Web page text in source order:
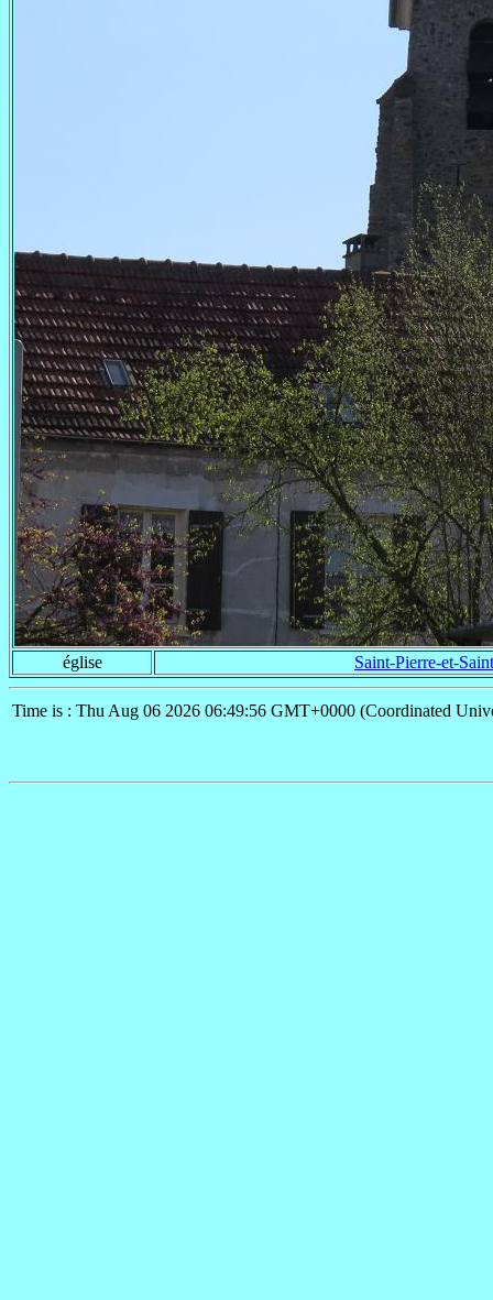
église Saint-Pierre-et-
Time is : Thu Aug 06 2026 06:49:56 GMT+0000 (Coordinated